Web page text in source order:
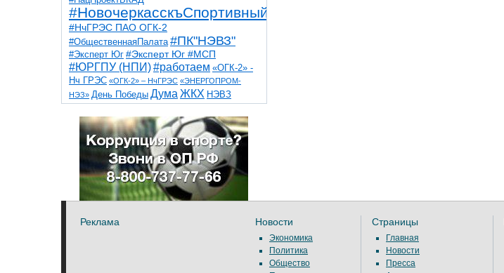
#НовочеркасскъСпортивный
#НчГРЭС ПАО ОГК-2
#ОбщественнаяПалата #ПК"НЭВЗ"
#Эксперт Юг #Эксперт Юг #МСП
#ЮРГПУ (НПИ)#работаем «ОГК-2» -
Нч ГРЭС «ОГК-2» – НчГРЭС «ЭНЕРГОПРОМ-
НЭЗ» День Победы Дума ЖКХ НЭВЗ
НчГРЭС ТНТ
благоустройствоветераны выборы
детидороги казаки коррупция космос
общественная палата парк пожар роща
спорт театр транспорт художники
Реклама Новости
Экономика
Политика
Общество
Страницы
Главная
Новости
Пресса